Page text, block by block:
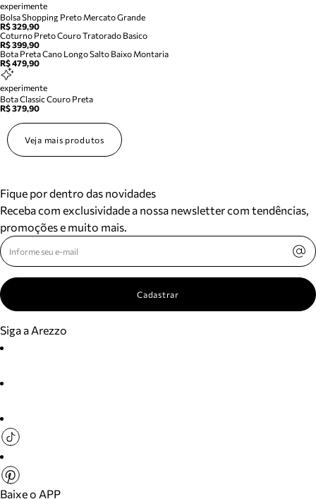
experimente
Bolsa Shopping Preto Mercato Grande
R$ 329,90
Coturno Preto Couro Tratorado Basico
R$ 399,90
Bota Preta Cano Longo Salto Baixo Montaria
R$ 479,90
experimente
Bota Classic Couro Preta
R$ 379,90
Veja mais produtos
Fique por dentro das novidades
Receba com exclusividade a nossa newsletter com tendências,
promoções e muito mais.
Cadastrar
Siga a Arezzo
Baixe o APP